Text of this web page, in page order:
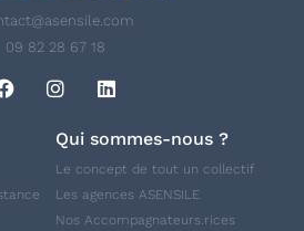
09 82 28 67 18
Qui sommes-nous ?
Le concept de tout un collectif
Les agences ASENSILE
Nos Accompagnateurs.rices